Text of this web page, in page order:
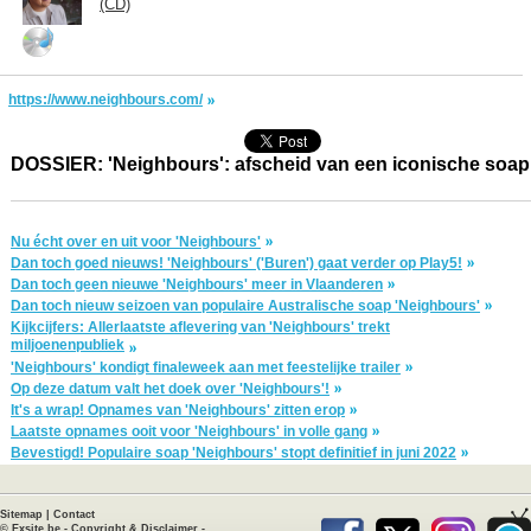
(CD)
https://www.neighbours.com/
DOSSIER: 'Neighbours': afscheid van een iconische
Nu écht over en uit voor 'Neighbours'
Dan toch goed nieuws! 'Neighbours' ('Buren') gaat verder op Play5!
Dan toch geen nieuwe 'Neighbours' meer in Vlaanderen
Dan toch nieuw seizoen van populaire Australische soap 'Neighbours'
Kijkcijfers: Allerlaatste aflevering van 'Neighbours' trekt
miljoenenpubliek
'Neighbours' kondigt finaleweek aan met feestelijke trailer
Op deze datum valt het doek over 'Neighbours'!
It's a wrap! Opnames van 'Neighbours' zitten erop
Laatste opnames ooit voor 'Neighbours' in volle gang
Bevestigd! Populaire soap 'Neighbours' stopt definitief in juni 2022
Sitemap
Contact
© Exsite.be - Copyright & Disclaimer -